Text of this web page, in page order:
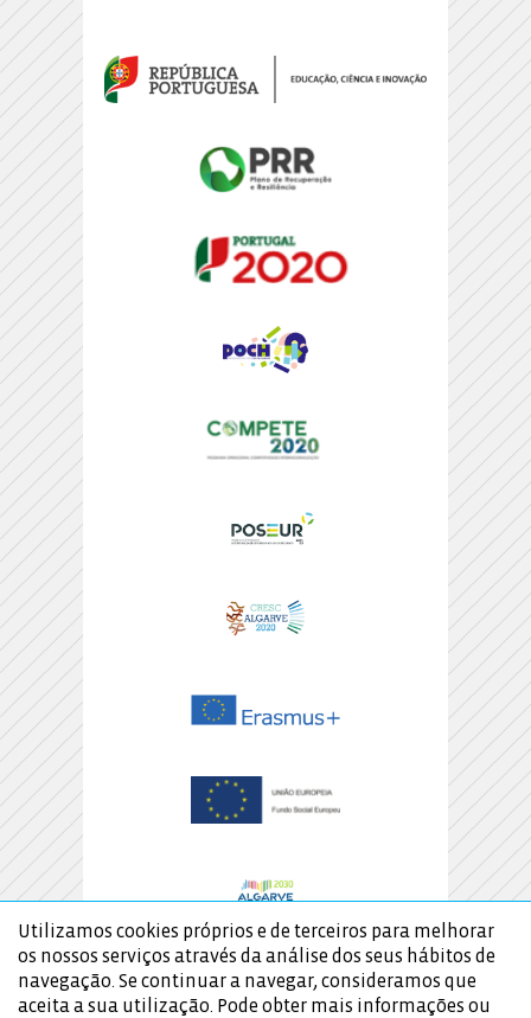
Utilizamos cookies próprios e de terceiros para melhorar
os nossos serviços através da análise dos seus hábitos de
navegação. Se continuar a navegar, consideramos que
aceita a sua utilização. Pode obter mais informações ou